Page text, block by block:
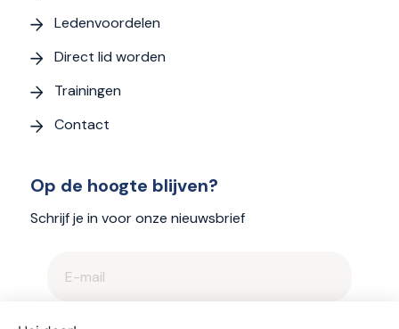
Ledenvoordelen
Direct lid worden
Trainingen
Contact
Op de hoogte blijven?
Schrijf je in voor onze nieuwsbrief